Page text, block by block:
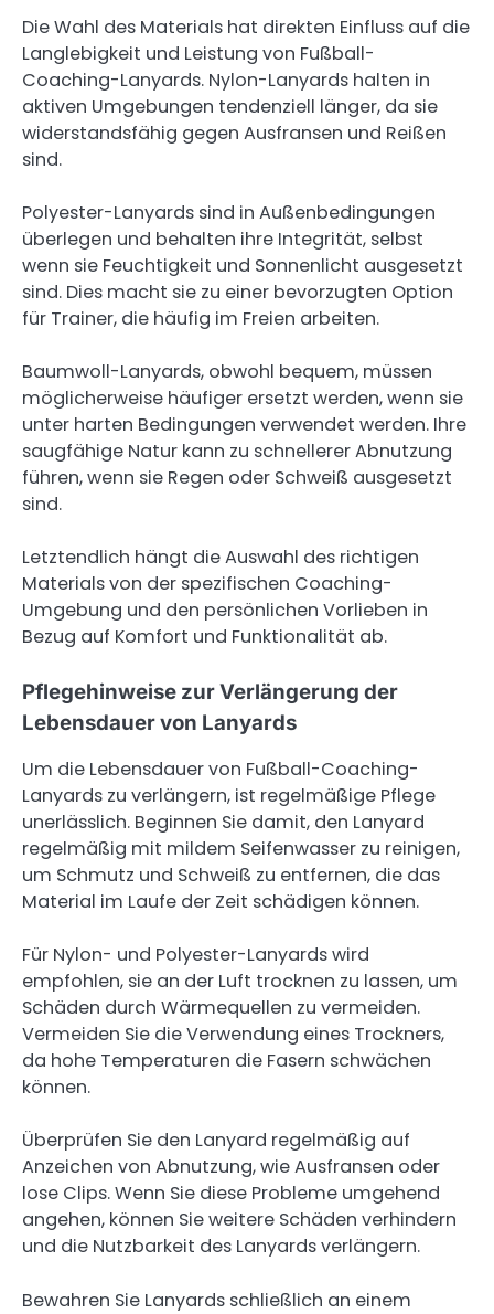
Die Wahl des Materials hat direkten Einfluss auf die
Langlebigkeit und Leistung von Fußball-
Coaching-Lanyards. Nylon-Lanyards halten in
aktiven Umgebungen tendenziell länger, da sie
widerstandsfähig gegen Ausfransen und Reißen
sind.
Polyester-Lanyards sind in Außenbedingungen
überlegen und behalten ihre Integrität, selbst
wenn sie Feuchtigkeit und Sonnenlicht ausgesetzt
sind. Dies macht sie zu einer bevorzugten Option
für Trainer, die häufig im Freien arbeiten.
Baumwoll-Lanyards, obwohl bequem, müssen
möglicherweise häufiger ersetzt werden, wenn sie
unter harten Bedingungen verwendet werden. Ihre
saugfähige Natur kann zu schnellerer Abnutzung
führen, wenn sie Regen oder Schweiß ausgesetzt
sind.
Letztendlich hängt die Auswahl des richtigen
Materials von der spezifischen Coaching-
Umgebung und den persönlichen Vorlieben in
Bezug auf Komfort und Funktionalität ab.
Pflegehinweise zur Verlängerung der
Lebensdauer von Lanyards
Um die Lebensdauer von Fußball-Coaching-
Lanyards zu verlängern, ist regelmäßige Pflege
unerlässlich. Beginnen Sie damit, den Lanyard
regelmäßig mit mildem Seifenwasser zu reinigen,
um Schmutz und Schweiß zu entfernen, die das
Material im Laufe der Zeit schädigen können.
Für Nylon- und Polyester-Lanyards wird
empfohlen, sie an der Luft trocknen zu lassen, um
Schäden durch Wärmequellen zu vermeiden.
Vermeiden Sie die Verwendung eines Trockners,
da hohe Temperaturen die Fasern schwächen
können.
Überprüfen Sie den Lanyard regelmäßig auf
Anzeichen von Abnutzung, wie Ausfransen oder
lose Clips. Wenn Sie diese Probleme umgehend
angehen, können Sie weitere Schäden verhindern
und die Nutzbarkeit des Lanyards verlängern.
Bewahren Sie Lanyards schließlich an einem